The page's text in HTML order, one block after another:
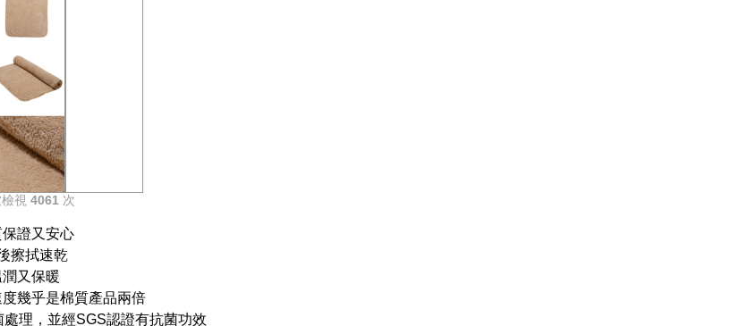
檢視4061 次
證又安心
擦拭速乾
又保暖
幾乎是棉質產品兩倍
理，並經SGS認證有抗菌功效